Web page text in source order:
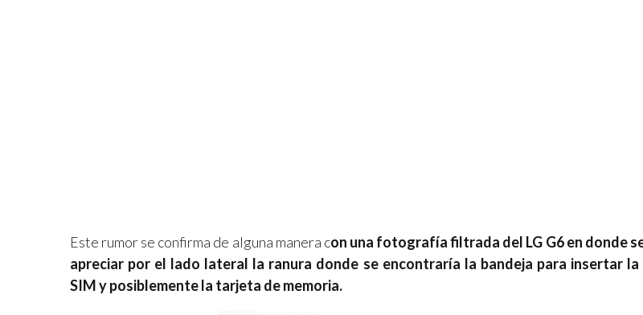
Este rumor se confirma de alguna manera con una fotografía filtrada del LG G6 en donde
apreciar por el lado lateral la ranura donde se encontraría la bandeja para insertar
SIM y posiblemente la tarjeta de memoria.